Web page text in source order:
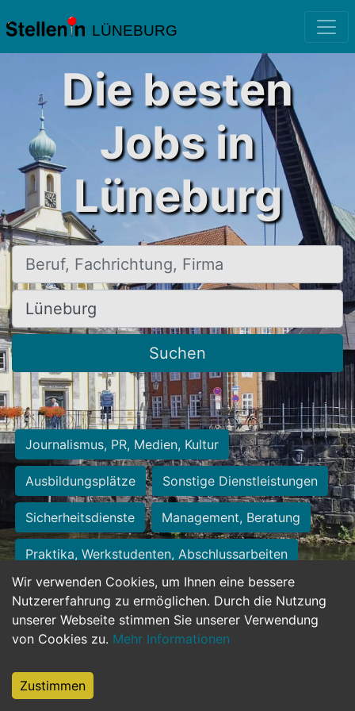
LÜNEBURG
Wir verwenden Cookies, um Ihnen eine bessere
Nutzererfahrung zu ermöglichen. Durch die Nutzung
unserer Webseite stimmen Sie unserer Verwendung
von Cookies zu. Mehr Informationen
Zustimmen
Die besten
Jobs in
Lüneburg
Beruf, Fachrichtung, Firma
Ort, Stadt
Suchen
Journalismus, PR, Medien, Kultur
Ausbildungsplätze Sonstige Dienstleistungen
Sicherheitsdienste Management, Beratung
Praktika, Werkstudenten, Abschlussarbeiten
Personalwesen Assistenz, Sekretariat
Hilfskräfte, Aushilfs- und Nebenjobs
Weiterbildung, Studium, duale Ausbildung